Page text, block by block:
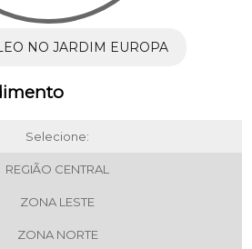
NO JARDIM EUROPA
Selecione:
REGIÃO CENTRAL
ZONA LESTE
ZONA NORTE